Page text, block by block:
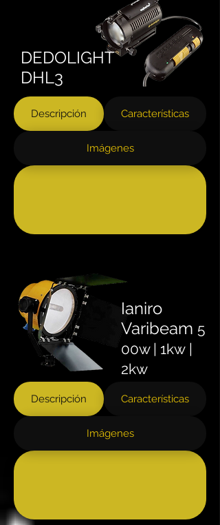
DEDOLIGHT
DHL3
Descripción Características
Imágenes
Ianiro
Varibeam 5
00w | 1kw |
2kw
Descripción Características
Imágenes